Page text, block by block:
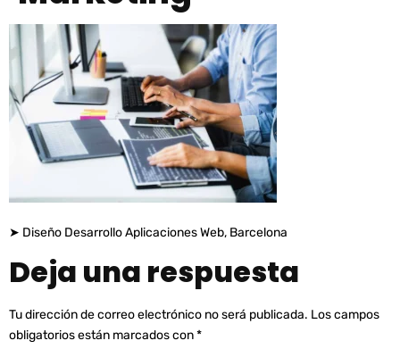
➤ Diseño Desarrollo Aplicaciones Web, Barcelona
Deja una respuesta
Tu dirección de correo electrónico no será publicada. Los campos
obligatorios están marcados con*